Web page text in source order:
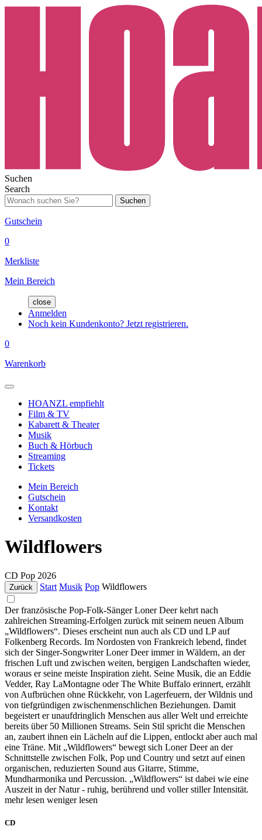
Suchen
Search
Suchen
Gutschein
0
Merkliste
Mein Bereich
close
Anmelden
Noch kein Kundenkonto? Jetzt registrieren.
0
Warenkorb
HOANZL empfiehlt
Film & TV
Kabarett & Theater
Musik
Buch & Hörbuch
Streaming
Tickets
Mein Bereich
Gutschein
Kontakt
Versandkosten
Wildflowers
CD Pop 2026
Zurück Start Musik Pop Wildflowers
Der französische Pop-Folk-Sänger Loner Deer kehrt nach
zahlreichen Streaming-Erfolgen zurück mit seinem neuen Album
„Wildflowers“. Dieses erscheint nun auch als CD und LP auf
Folkenberg Records. Im Nordosten von Frankreich lebend, findet
sich der Singer-Songwriter Loner Deer immer in Wäldern, an der
frischen Luft und zwischen weiten, bergigen Landschaften wieder,
woraus er seine meiste Inspiration zieht. Seine Musik, die an Eddie
Vedder, Ray LaMontagne oder The White Buffalo erinnert, erzählt
von Aufbrüchen ohne Rückkehr, von Lagerfeuern, der Wildnis und
von tiefgründigen zwischenmenschlichen Beziehungen. Damit
begeistert er unaufdringlich Menschen aus aller Welt und erreichte
bereits über 50 Millionen Streams. Sein Stil spricht die Menschen
an, zaubert ihnen ein Lächeln auf die Lippen, entlockt aber auch mal
eine Träne. Mit „Wildflowers“ bewegt sich Loner Deer an der
Schnittstelle zwischen Folk, Pop und Country und setzt auf einen
organischen, reduzierten Sound aus Gitarre, Stimme,
Mundharmonika und Percussion. „Wildflowers“ ist dabei wie eine
Auszeit in der Natur - ruhig, berührend und voller stiller Intensität.
mehr lesen weniger lesen
CD